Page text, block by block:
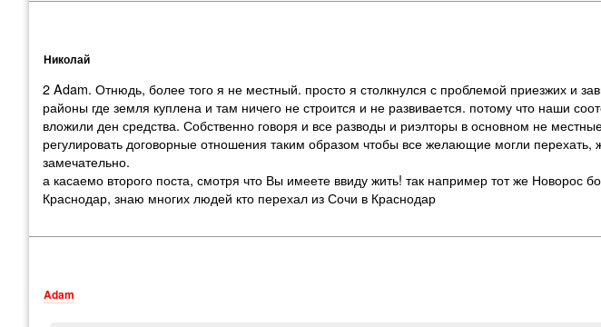
Николай
2 Adam. Отнюдь, более того я не местный. просто я столкнулся с проблемой приезжих и
районы где земля куплена и там ничего не строится и не развивается. потому что наши
вложили ден средства. Собственно говоря и все разводы и риэлторы в основном не
регулировать договорные отношения таким образом чтобы все желающие могли перехать,
замечательно.
а касаемо второго поста, смотря что Вы имеете ввиду жить! так например тот же Новорос
Краснодар, знаю многих людей кто перехал из Сочи в Краснодар
Adam